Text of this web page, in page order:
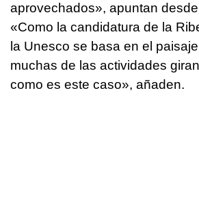
aprovechados», apuntan
«Como la candidatura de la
la Unesco se basa en el
muchas de las actividades
como es este caso», añaden.